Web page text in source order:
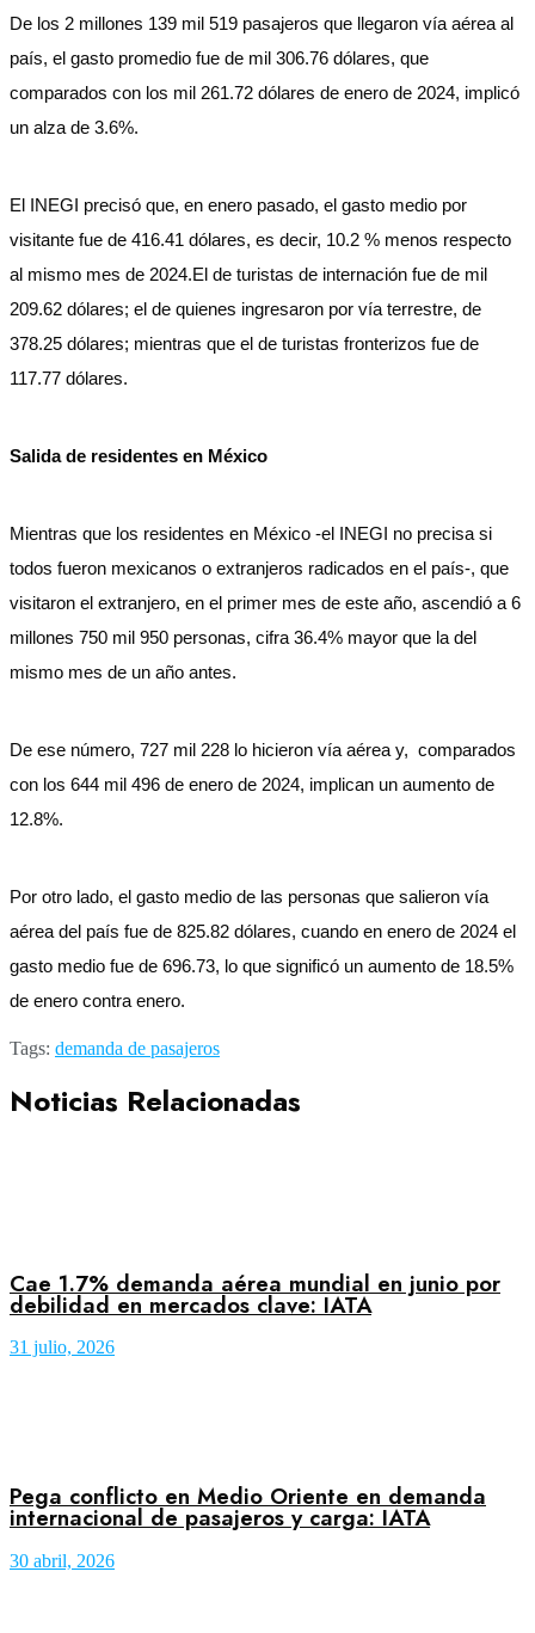
De los 2 millones 139 mil 519 pasajeros que llegaron vía aérea al
país, el gasto promedio fue de mil 306.76 dólares, que
comparados con los mil 261.72 dólares de enero de 2024, implicó
un alza de 3.6%.
El INEGI precisó que, en enero pasado, el gasto medio por
visitante fue de 416.41 dólares, es decir, 10.2 % menos respecto
al mismo mes de 2024.El de turistas de internación fue de mil
209.62 dólares; el de quienes ingresaron por vía terrestre, de
378.25 dólares; mientras que el de turistas fronterizos fue de
117.77 dólares.
Salida de residentes en México
Mientras que los residentes en México -el INEGI no precisa si
todos fueron mexicanos o extranjeros radicados en el país-, que
visitaron el extranjero, en el primer mes de este año, ascendió a 6
millones 750 mil 950 personas, cifra 36.4% mayor que la del
mismo mes de un año antes.
De ese número, 727 mil 228 lo hicieron vía aérea y, comparados
con los 644 mil 496 de enero de 2024, implican un aumento de
12.8%.
Por otro lado, el gasto medio de las personas que salieron vía
aérea del país fue de 825.82 dólares, cuando en enero de 2024 el
gasto medio fue de 696.73, lo que significó un aumento de 18.5%
de enero contra enero.
Tags: demanda de pasajeros
Noticias Relacionadas
Cae 1.7% demanda aérea mundial en junio por
debilidad en mercados clave: IATA
31 julio, 2026
Pega conflicto en Medio Oriente en demanda
internacional de pasajeros y carga: IATA
30 abril, 2026